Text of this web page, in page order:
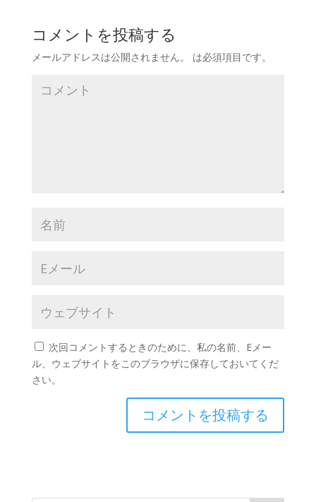
コメントを投稿する
メールアドレスは公開されません。 は必須項目です。
次回コメントするときのために、私の名前、Eメー
ル、ウェブサイトをこのブラウザに保存しておいてくだ
さい。